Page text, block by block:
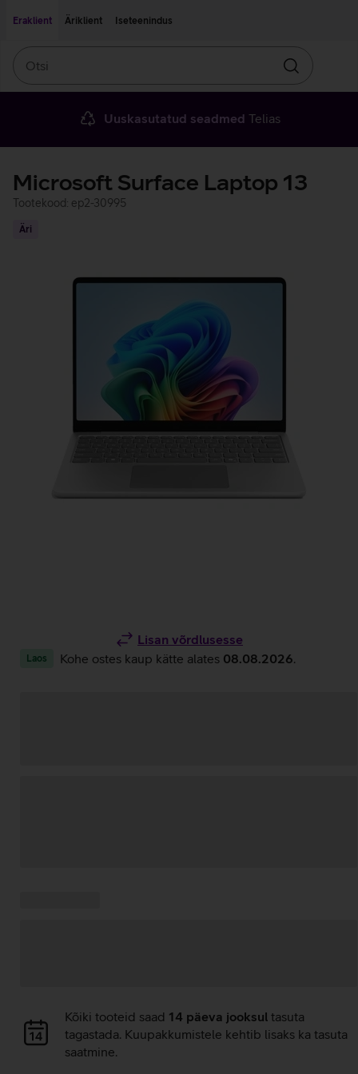
Eraklient
Äriklient Iseteenindus
Otsin
Uuskasutatud seadmed Telias
Microsoft Surface Laptop 13
Tootekood: ep2-30995
Äri
Lisan võrdlusesse
Laos Kohe ostes kaup kätte alates 08.08.2026
Andmete
laadimine
Kõiki tooteid saad 14 päeva jooksul tasuta
tagastada. Kuupakkumistele kehtib lisaks ka tasuta
saatmine.